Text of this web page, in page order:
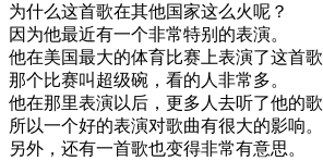
为什么这首歌在其他国家这么火呢 ？
因为他最近有一个非常特别 的表演。
他在美国最大的体育比赛上表演了这首歌
那个比赛叫 超级碗 ， 看的人非常多。
他在那里表演以后 ， 更多人去听了他的歌
所以一个好的表演对歌曲有很大的影响。
另外 ， 还有一首歌也变得非常有意思。